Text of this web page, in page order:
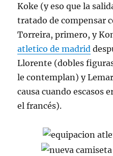
Koke (y eso que la
tratado de compensar
Torreira, primero, y
atletico de madrid
Llorente (dobles
le contemplan) y
causa cuando escasos
el francés).